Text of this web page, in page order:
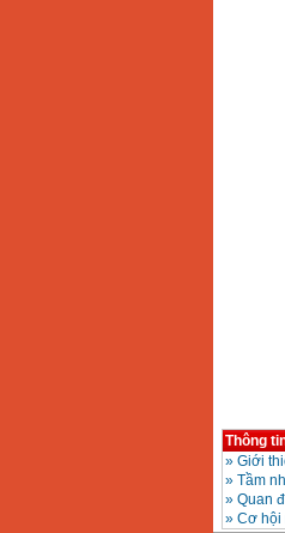
Thông
» Giới
» Tầm
» Quan
» Cơ hội